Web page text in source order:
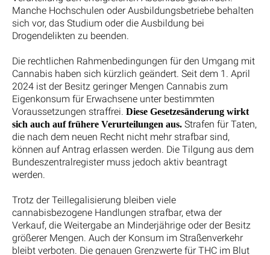
Manche Hochschulen oder Ausbildungsbetriebe behalten
sich vor, das Studium oder die Ausbildung bei
Drogendelikten zu beenden.
Die rechtlichen Rahmenbedingungen für den Umgang mit
Cannabis haben sich kürzlich geändert. Seit dem 1. April
2024 ist der Besitz geringer Mengen Cannabis zum
Eigenkonsum für Erwachsene unter bestimmten
Voraussetzungen straffrei. Diese Gesetzesänderung wirkt
sich auch auf frühere Verurteilungen aus. Strafen für Taten,
die nach dem neuen Recht nicht mehr strafbar sind,
können auf Antrag erlassen werden. Die Tilgung aus dem
Bundeszentralregister muss jedoch aktiv beantragt
werden.
Trotz der Teillegalisierung bleiben viele
cannabisbezogene Handlungen strafbar, etwa der
Verkauf, die Weitergabe an Minderjährige oder der Besitz
größerer Mengen. Auch der Konsum im Straßenverkehr
bleibt verboten. Die genauen Grenzwerte für THC im Blut